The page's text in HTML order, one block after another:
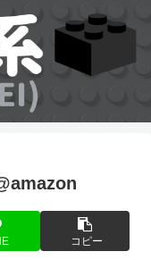
コピー